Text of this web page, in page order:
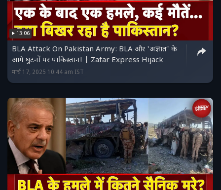
13:06
BLA Attack On Pakistan Army: BLA और 'अज्ञात' के
आगे घुटनों पर पाकिस्तान! | Zafar Express Hijack
मार्च 17, 2025 10:44 am IST